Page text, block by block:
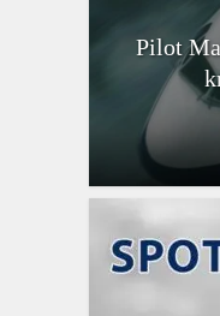
Pilot